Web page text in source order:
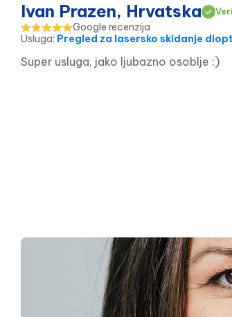
Ivan Prazen, Hrvatska
Google recenzija
Usluga: Pregled za lasersko skidanje
Super usluga, jako ljubazno osoblje :)